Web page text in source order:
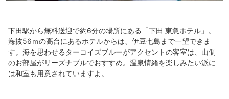
下田駅から無料送迎で約6分の場所にある「下田 東急ホテル」。
海抜56ｍの高台にあるホテルからは、伊豆七島まで一望できま
す。海を思わせるターコイズブルーがアクセントの客室は、山側
のお部屋がリーズナブルでおすすめ。温泉情緒を楽しみたい派に
は和室も用意されていますよ。